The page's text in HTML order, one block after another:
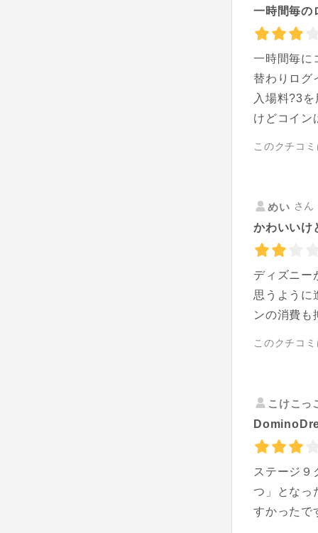
一時間毎の
一時間毎に
替わりログ
入場料?3
けどコイン
このクチコ
めい さ
かわいいけ
ディズニー
思うように
ンの消費も
このクチコ
こけこっ
ステージ９
つ」となっ
すかったで